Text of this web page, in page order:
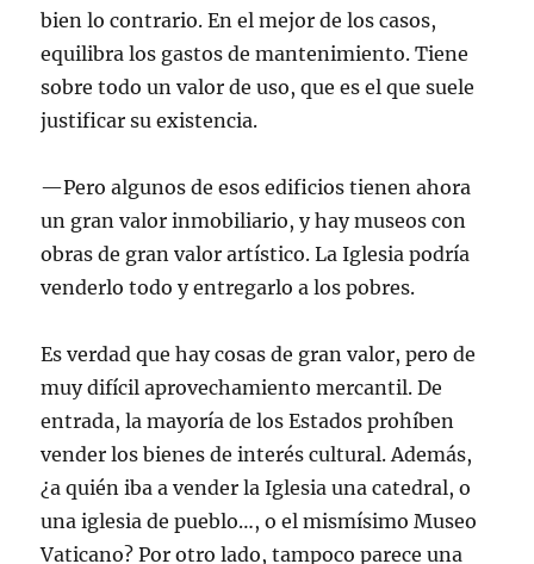
bien lo contrario. En el mejor de los casos,
equilibra los gastos de mantenimiento. Tiene
sobre todo un valor de uso, que es el que suele
justificar su existencia.
—Pero algunos de esos edificios tienen ahora
un gran valor inmobiliario, y hay museos con
obras de gran valor artístico. La Iglesia podría
venderlo todo y entregarlo a los pobres.
Es verdad que hay cosas de gran valor, pero de
muy difícil aprovechamiento mercantil. De
entrada, la mayoría de los Estados prohíben
vender los bienes de interés cultural. Además,
¿a quién iba a vender la Iglesia una catedral, o
una iglesia de pueblo…, o el mismísimo Museo
Vaticano? Por otro lado, tampoco parece una